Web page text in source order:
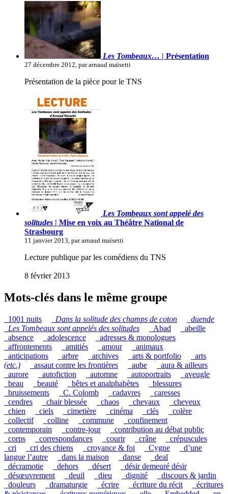
Les Tombeaux… | Présentation
27 décembre 2012, par arnaud maïsetti
Présentation de la pièce pour le TNS
Les Tombeaux sont appelé des
solitudes | Mise en voix au Théâtre National de
Strasbourg
11 janvier 2013, par arnaud maïsetti
Lecture publique par les comédiens du TNS
8 février 2013
Mots-clés dans le même groupe
_1001 nuits Dans la solitude des champs de coton
duende
Les Tombeaux sont appelés des solitudes _Abad
_abeille
_absence
_adolescence
_adresses & monologues
_affrontements
_amitiés _amour
_animaux
_anticipations
_arbre _archives _arts & portfolio
_arts
(etc.)
_assaut contre les frontières _aube
_aura & ailleurs
_aurore
_autofiction _automne _autoportraits
_aveugle
_beau
_beauté _bêtes et analphabètes
_blessures
_bruissements
_C. Colomb _cadavres
_caresses
_cendres
_chair blessée _chaos _chevaux
_cheveux
_chien
_ciels _cimetière _cinéma _clés
_colère
_collectif
_colline _commune
_confinement
_contemporain
_contre-jour
_contribution au débat public
_corps
_correspondances _courir _crâne
_crépuscules
_cri
_cri des chiens _croyance & foi _Cygne
_d’une
langue l’autre
_dans la maison _danse
_deal
_décramotie
_dehors _désert
_désir demeuré désir
_désœuvrement
_deuil _dieu _dignité
_discours & jardin
_douleurs
_dramaturgie _écrire _écriture du récit
_écritures